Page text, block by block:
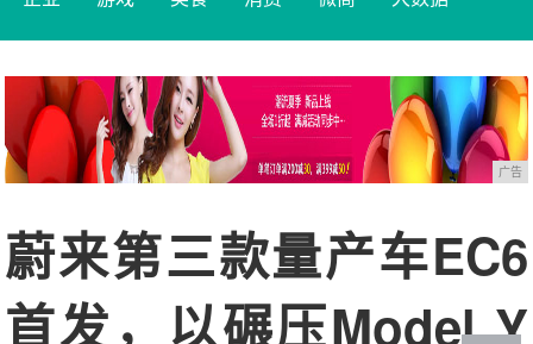
广告
蔚来第三款量产车EC6
首发，以碾压Model Y